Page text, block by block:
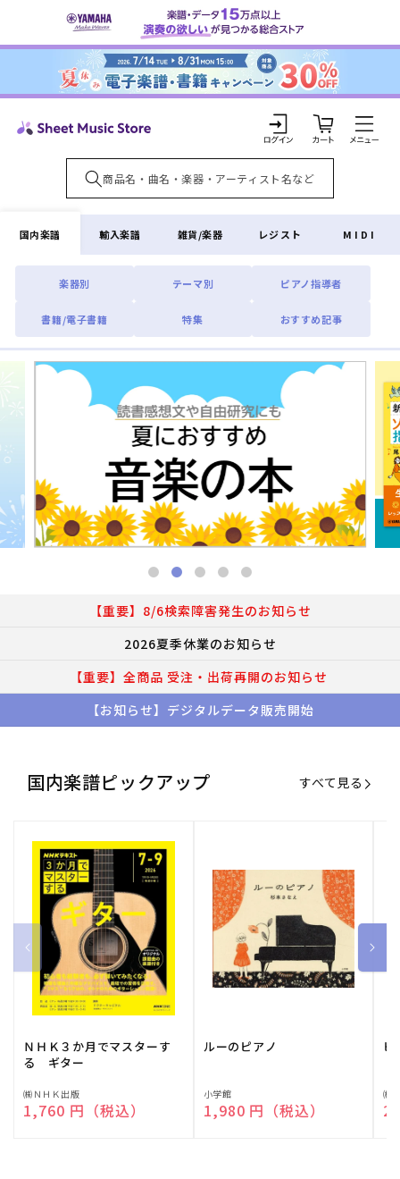
ンツに
ロ
グ
イ
ン
カ
ー
ト
国内楽譜
楽器別 テーマ別 ピアノ指導者
書籍/電子書籍 特集 おすすめ記事
輸入楽譜 雑貨/楽器 レジスト MIDI
【重要】8/6検索障害発生のお知らせ
2026夏季休業のお知らせ
【重要】全商品 受注・出荷再開のお知らせ
【お知らせ】デジタルデータ販売開始
国内楽譜ピックアップ すべて見る
ＮＨＫ３か月でマスターす
る ギター
販
売
㈱ＮＨＫ出版
通常価格
1,760 円（税込）
ルーのピアノ
販
売
小学館
通常価格
1,980 円（税込）
ピ
販
売
㈱